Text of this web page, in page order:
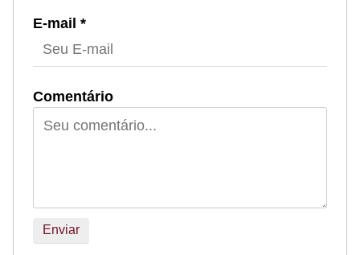
E-mail *
Comentário